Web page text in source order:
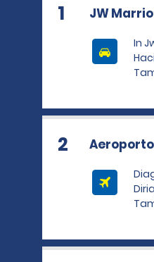
1 JW
In
2